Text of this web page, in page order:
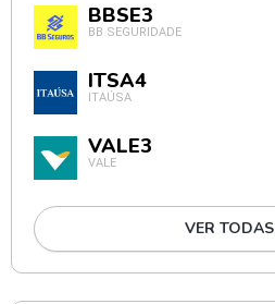
BBSE3
BB SEGURIDADE
ITSA4
ITAÚSA
VALE3
VALE
VER TODAS